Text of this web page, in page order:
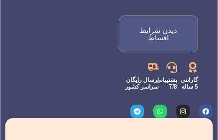
دیدن شرایط
اقساط
گارانتی
5 ساله
پشتیبانی
7/8
ارسال رایگان
سراسر کشور